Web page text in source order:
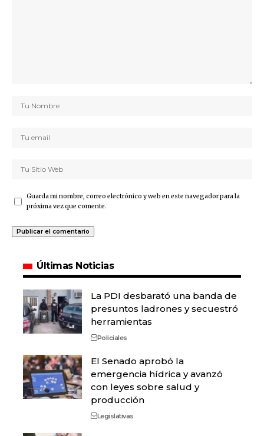
Guarda mi nombre, correo electrónico y web en este navegador para la
próxima vez que comente.
Últimas Noticias
La PDI desbarató una banda de
presuntos ladrones y secuestró
herramientas
Policiales
El Senado aprobó la
emergencia hídrica y avanzó
con leyes sobre salud y
producción
Legislativas